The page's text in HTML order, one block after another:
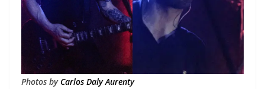
Photos by Carlos Daly Aurenty